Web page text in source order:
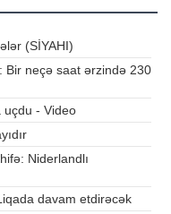
(SİYAHI)
Bir neçə saat ərzində 230
uçdu - Video
Niderlandlı
davam etdirəcək